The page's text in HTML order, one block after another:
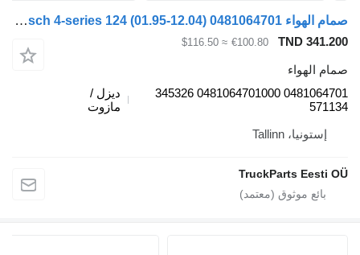
صمام الهواء Bosch 4-series 124 (01.95-12.04) 0481064701 لـ السيارات القاطرة Scania 4-series (1995-2006)
TND
€100.80
≈ $116.50
الهواء
0481064701 0481064701000 345326
ديزل /
مازوت
إستونيا، Tallinn
TruckParts Eesti